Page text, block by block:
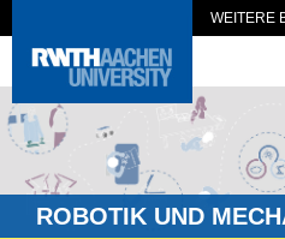
WEITERE
ROBOTIK UND